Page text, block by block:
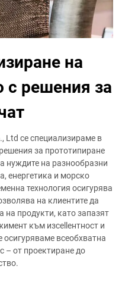
на
с решения за
Ltd се специализираме в
за прототипиране
нуждите на разнообразни
енергетика и морско
технология осигурява
на клиентите да
на продукти, като запазят
към изcellентност и
осигуряваме всеобхватна
– от проектиране до